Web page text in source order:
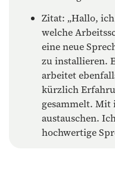
Zitat: „Hallo,
welche
eine neue
zu installieren.
arbeitet
kürzlich
gesammelt.
austauschen.
hochwertige